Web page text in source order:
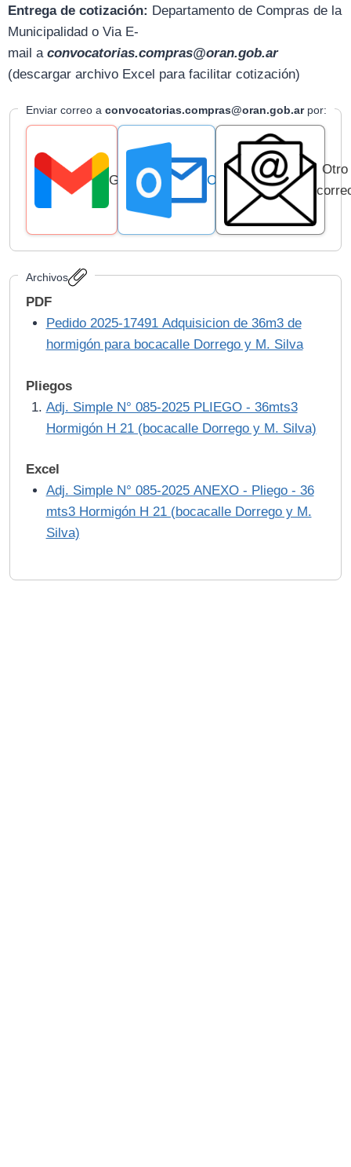
Entrega de cotización: Departamento de Compras de la
Municipalidad o Via E-
mail a convocatorias.compras@oran.gob.ar
(descargar archivo Excel para facilitar cotización)
Enviar correo a convocatorias.compras@oran.gob.arpor:
Gmail Outlook
Otro
Archivos
PDF
Pedido 2025-17491 Adquisicion de 36m3 de
hormigón para bocacalle Dorrego y M. Silva
Pliegos
Adj. Simple N° 085-2025 PLIEGO - 36mts3
Hormigón H 21 (bocacalle Dorrego y M. Silva)
Excel
Adj. Simple N° 085-2025 ANEXO - Pliego - 36
mts3 Hormigón H 21 (bocacalle Dorrego y M.
Silva)